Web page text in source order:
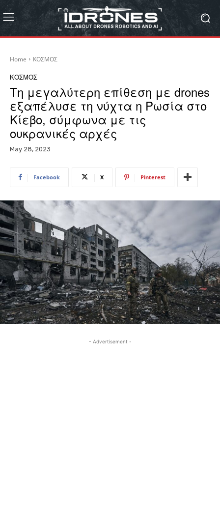
Home ΚΟΣΜΟΣ
ΚΟΣΜΟΣ
Τη μεγαλύτερη επίθεση με drones
εξαπέλυσε τη νύχτα η Ρωσία στο
Κίεβο, σύμφωνα με τις
ουκρανικές αρχές
May 28, 2023
Facebook X Pinterest
- Advertisement -